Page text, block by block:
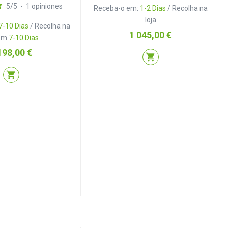
10 Dias / Recolha na
7-10 Dias
5/5 - 1 opiniones
€
shopping_cart
Receba-o em: 1-2 Dias / Recolha na
loja
Preço
1 045,00 €
shopping_cart